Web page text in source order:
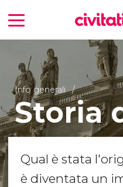
Info generali
Storia
Qual è stata
è diventata un